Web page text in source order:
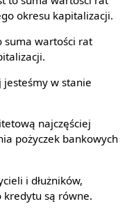
okresu kapitalizacji.
suma wartości rat
w stanie
najczęściej
pożyczek bankowych
i dłużników,
kredytu są równe.